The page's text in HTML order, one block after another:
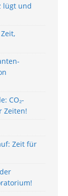
lügt und
CO₂-
Zeiten!
Zeit für